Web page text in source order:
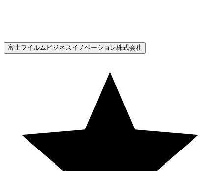
富士フイルムビジネスイノベーション株式会社